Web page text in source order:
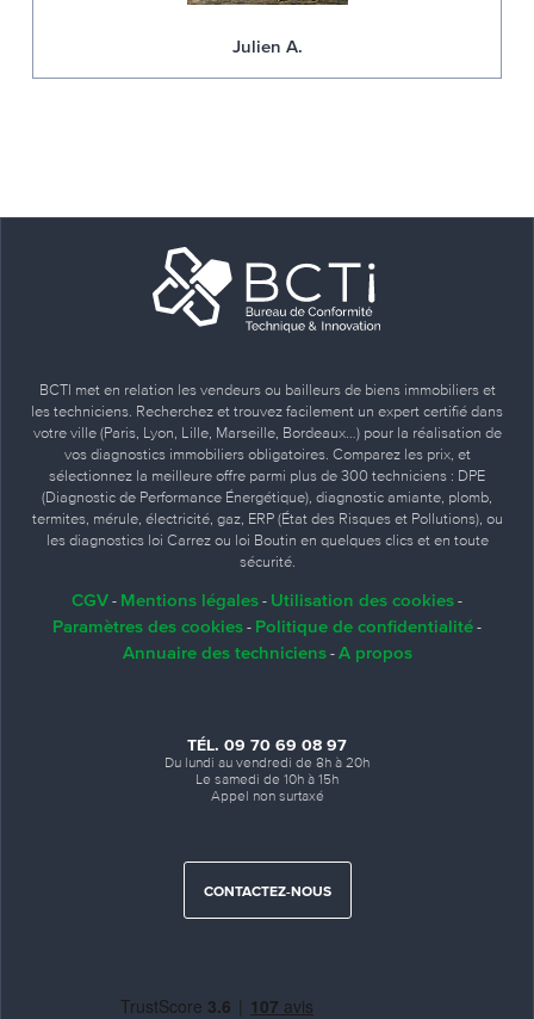
Julien A.
BCTI met en relation les vendeurs ou bailleurs de biens immobiliers et
les techniciens. Recherchez et trouvez facilement un expert certifié dans
votre ville (Paris, Lyon, Lille, Marseille, Bordeaux…) pour la réalisation de
vos diagnostics immobiliers obligatoires. Comparez les prix, et
sélectionnez la meilleure offre parmi plus de 300 techniciens : DPE
(Diagnostic de Performance Énergétique), diagnostic amiante, plomb,
termites, mérule, électricité, gaz, ERP (État des Risques et Pollutions), ou
les diagnostics loi Carrez ou loi Boutin en quelques clics et en toute
sécurité.
CGV - Mentions légales - Utilisation des cookies -
Paramètres des cookies - Politique de confidentialité -
Annuaire des techniciens- A propos
TÉL. 09 70 69 08 97
Du lundi au vendredi de 8h à 20h
Le samedi de 10h à 15h
Appel non surtaxé
CONTACTEZ-NOUS